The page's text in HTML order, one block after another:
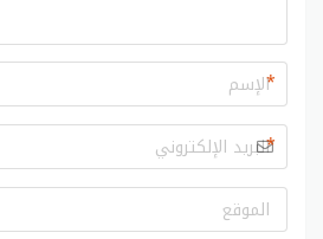
*
*